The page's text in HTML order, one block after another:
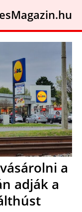
a
adják a